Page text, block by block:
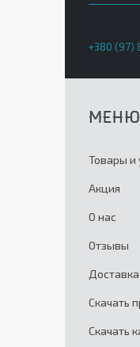
+380 (97)
Товары и
Акция
О нас
Отзывы
Скачать
Скачать